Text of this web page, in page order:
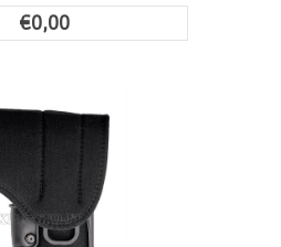
€0,00